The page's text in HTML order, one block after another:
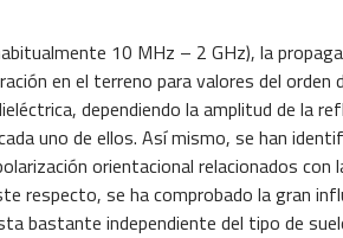
10 MHz – 2 GHz), la
en el terreno para valores del
dependiendo la amplitud de la
uno de ellos. Así mismo, se han
orientacional relacionados con
respecto, se ha comprobado la gran
bastante independiente del tipo de